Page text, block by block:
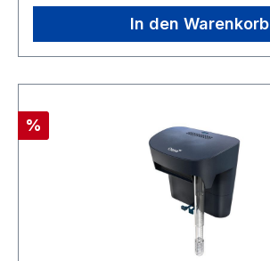
In den Warenkorb
Rabatt
%